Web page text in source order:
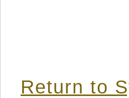
Return to